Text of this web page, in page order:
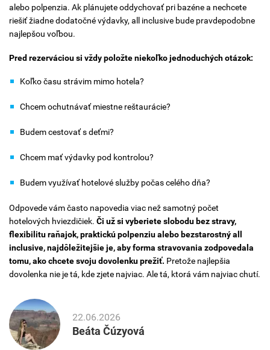
alebo polpenzia. Ak plánujete oddychovať pri bazéne a nechcete
riešiť žiadne dodatočné výdavky, all inclusive bude pravdepodobne
najlepšou voľbou.
Pred rezerváciou si vždy položte niekoľko jednoduchých otázok:
Koľko času strávim mimo hotela?
Chcem ochutnávať miestne reštaurácie?
Budem cestovať s deťmi?
Chcem mať výdavky pod kontrolou?
Budem využívať hotelové služby počas celého dňa?
Odpovede vám často napovedia viac než samotný počet
hotelových hviezdičiek. Či už si vyberiete slobodu bez stravy,
flexibilitu raňajok, praktickú polpenziu alebo bezstarostný all
inclusive, najdôležitejšie je, aby forma stravovania zodpovedala
tomu, ako chcete svoju dovolenku prežiť. Pretože najlepšia
dovolenka nie je tá, kde zjete najviac. Ale tá, ktorá vám najviac chutí.
22.06.2026
Beáta Čúzyová